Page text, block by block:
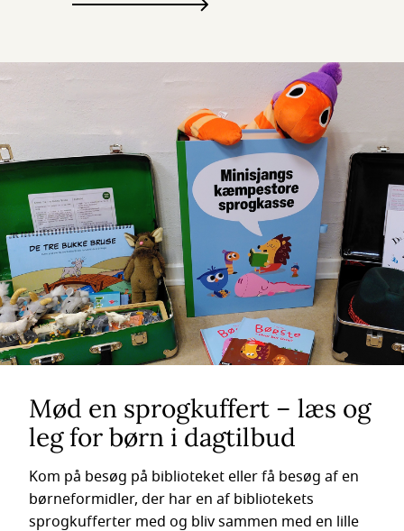
Mød en sprogkuffert – læs og
leg for børn i dagtilbud
Kom på besøg på biblioteket eller få besøg af en
børneformidler, der har en af bibliotekets
sprogkufferter med og bliv sammen med en lille